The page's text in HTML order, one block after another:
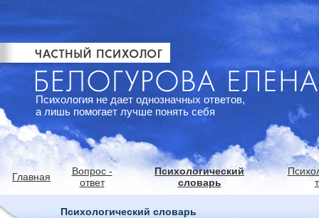
Психология не дает однозначных ответов,
а лишь помогает лучше понять себя
Главная
Вопрос -
ответ
Психологический
словарь
Психологический словарь